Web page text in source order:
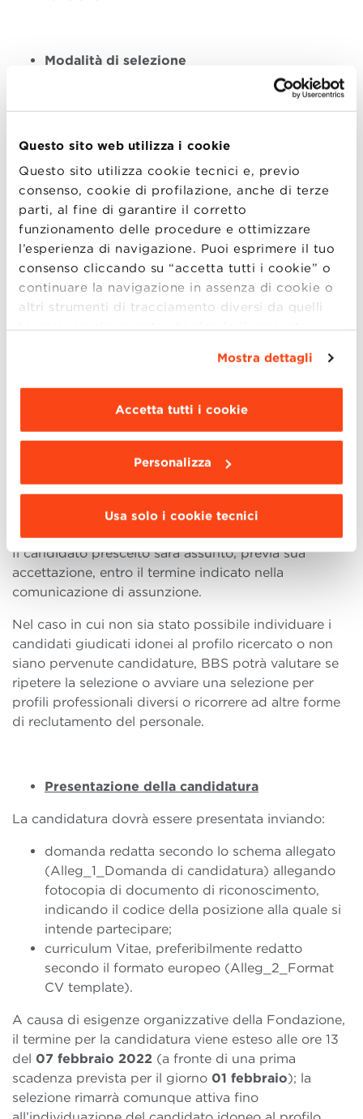
Questo sito web utilizza i cookie
Questo sito utilizza cookie tecnici e, previo
consenso, cookie di profilazione, anche di terze
parti, al fine di garantire il corretto
funzionamento delle procedure e ottimizzare
l’esperienza di navigazione. Puoi esprimere il tuo
consenso cliccando su “accetta tutti i cookie” o
continuare la navigazione in assenza di cookie o
altri strumenti di tracciamento diversi da quelli
tecnici semplicemente chiudendo il presente
Dettagli ”. Per
modificare le impostazioni di navigazione e
scegliere le funzionalità, le terze parti e i cookie
Mostra dettagli
Accetta tutti i cookie
Personalizza
Usa solo i cookie tecnici
Modalità di selezione
Il Dean nomina un gruppo di selezione responsabile
di esaminare e valutare le candidature pervenute. I
disgiuntamente, fermo restante la collegialità della
decisione finale relativa alla selezione del soggetto
vincitore. Il gruppo di selezione potrà avvalersi della
collaborazione di società specializzate nella ricerca e
selezione del personale, in una o più fasi del
processo di selezione, dandone notizia sul sito web
della Fondazione.
Al termine della selezione, il coordinatore del gruppo
candidati ritenuti idonei, sulla base del quale il Dean
Al vincitore della selezione sarà̀ data comunicazione
informati della conclusione della selezione.
del soggetto vincitore.
Il candidato prescelto sarà assunto, previa sua
accettazione, entro il termine indicato nella
comunicazione di assunzione.
Nel caso in cui non sia stato possibile individuare i
candidati giudicati idonei al profilo ricercato o non
siano pervenute candidature, BBS potrà valutare se
ripetere la selezione o avviare una selezione per
profili professionali diversi o ricorrere ad altre forme
di reclutamento del personale.
Presentazione della candidatura
La candidatura dovrà essere presentata inviando:
domanda redatta secondo lo schema allegato
(Alleg_1_Domanda di candidatura) allegando
fotocopia di documento di riconoscimento,
indicando il codice della posizione alla quale si
intende partecipare;
curriculum Vitae, preferibilmente redatto
secondo il formato europeo (Alleg_2_Format
CV template).
A causa di esigenze organizzative della Fondazione,
il termine per la candidatura viene esteso alle ore 13
del 07 febbraio 2022 (a fronte di una prima
scadenza prevista per il giorno 01 febbraio); la
selezione rimarrà comunque attiva fino